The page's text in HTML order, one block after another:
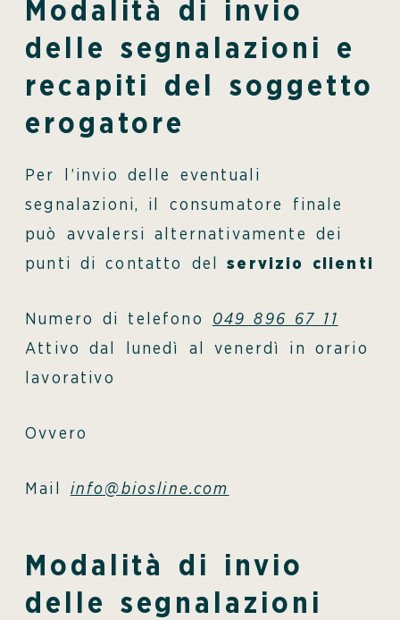
Modalità di invio
delle segnalazioni e
recapiti del soggetto
erogatore
Per l’invio delle eventuali
segnalazioni, il consumatore finale
può avvalersi alternativamente dei
punti di contatto del
servizio clienti
Numero di telefono 049 896 67 11
Attivo dal lunedì al venerdì in orario
lavorativo
Ovvero
Mail info@biosline.com
Modalità di invio
delle segnalazioni